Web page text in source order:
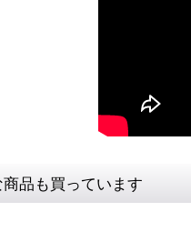
品も買っています